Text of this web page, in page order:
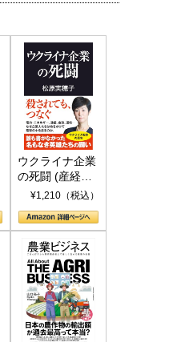
ホルムズ海峡危機で加速したエ
ネルギー転換が「中国依存」に
行き着くリスク
小山堅
2026年5月14日
ウクライナ企業
の死闘 (産経セ
レクト S 039)
¥1,210（税込）